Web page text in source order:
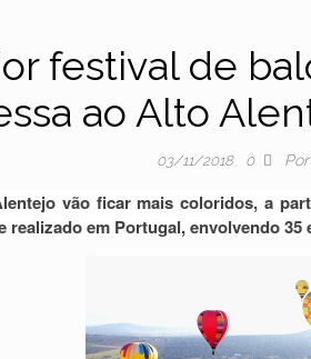
festival de
ao Alto
03/11/2018 0 Por
vão ficar mais coloridos, a
realizado em Portugal, envolvendo